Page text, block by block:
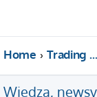
Home Trading For a Living
Wiedza,